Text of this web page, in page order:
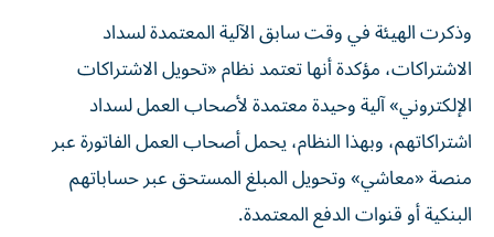
وذكرت الهيئة في وقت سابق الآلية المعتمدة لسداد
الاشتراكات، مؤكدة أنها تعتمد نظام «تحويل الاشتراكات
الإلكتروني» آلية وحيدة معتمدة لأصحاب العمل لسداد
اشتراكاتهم، وبهذا النظام، يحمل أصحاب العمل الفاتورة عبر
منصة «معاشي» وتحويل المبلغ المستحق عبر حساباتهم
البنكية أو قنوات الدفع المعتمدة.